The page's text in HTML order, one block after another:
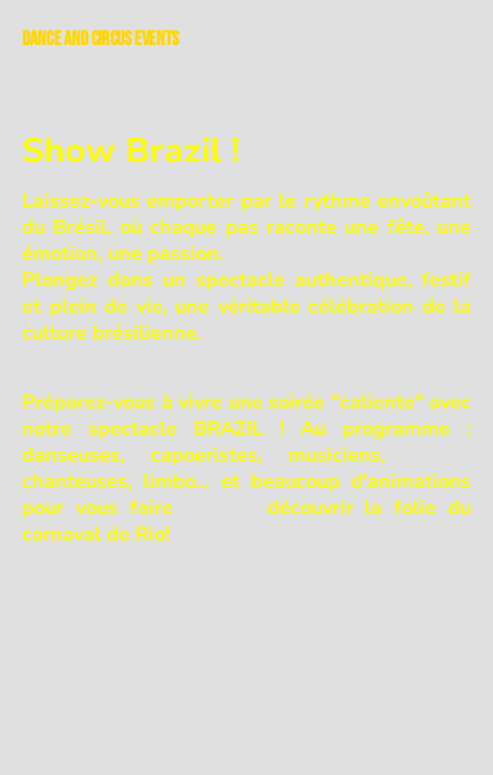
Dance and Circus Events
Show Brazil !
Laissez-vous emporter par le rythme envoûtant
du Brésil, où chaque pas raconte une fête, une
émotion, une passion.
Plongez dans un spectacle authentique, festif
et plein de vie, une véritable célébration de la
culture brésilienne.
Préparez-vous à vivre une soirée "caliente" avec
notre spectacle BRAZIL ! Au programme :
danseuses, capoeristes, musiciens,
chanteuses, limbo... et beaucoup d'animations
pour vous faire découvrir la folie du
carnaval de Rio!